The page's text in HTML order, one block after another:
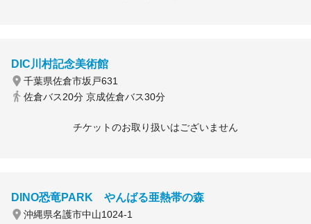
DIC川村記念美術館
千葉県佐倉市坂戸631
佐倉バス20分 京成佐倉バス30分
チケットのお取り扱いはございません
DINO恐竜PARK やんばる亜熱帯の森
沖縄県名護市中山1024-1